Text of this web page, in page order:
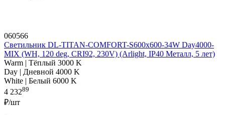
060566
Светильник DL-TITAN-COMFORT-S600x600-34W Day4000-
MIX (WH, 120 deg, CRI92, 230V) (Arlight, IP40 Металл, 5 лет)
Warm | Тёплый 3000 K
Day | Дневной 4000 K
White | Белый 6000 K
4 23289
₽/шт